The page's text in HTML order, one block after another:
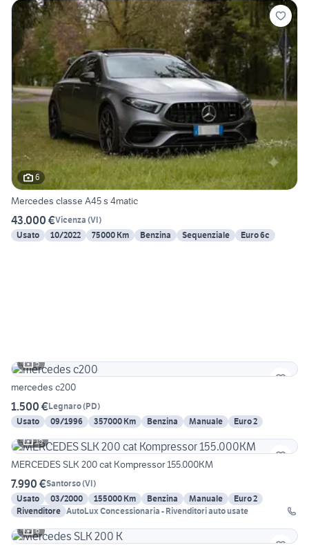
6
Mercedes classe A45 s 4matic
43.000 €Vicenza (VI)
Usato
10/2022 75000 Km Benzina Sequenziale Euro 6c
5
mercedes c200
1.500 €Legnaro(PD)
Usato
09/1996 357000 Km Benzina Manuale
Euro 2
15
MERCEDES SLK 200 cat Kompressor 155.000KM
7.990 €Santorso(VI)
Usato
03/2000 155000 Km Benzina Manuale
Euro 2
Rivenditore AutoLux Concessionaria - Rivenditori auto usate
6